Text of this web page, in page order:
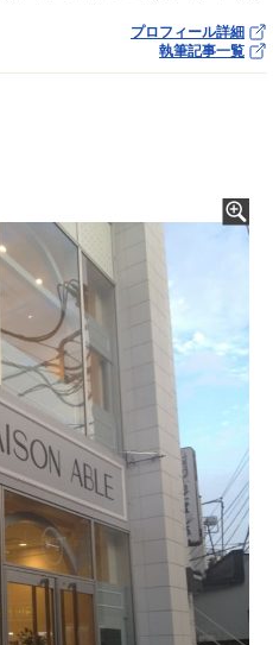
プロフィール詳細
執筆記事一覧